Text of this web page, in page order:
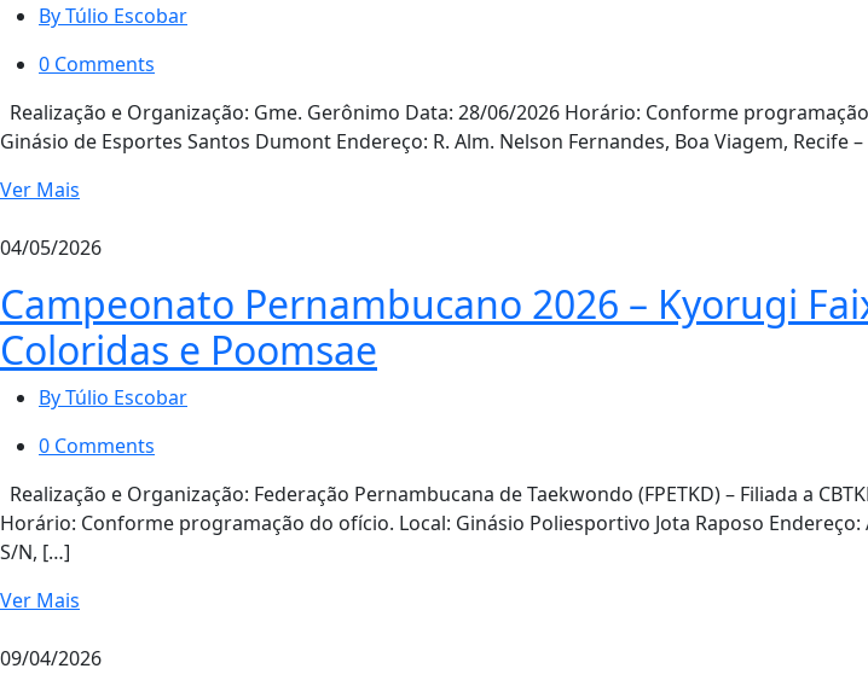
By Túlio Escobar
0 Comments
Realização e Organização: Gme. Gerônimo Data: 28/06/2026 Horário: Conforme
Ginásio de Esportes Santos Dumont Endereço: R. Alm. Nelson Fernandes, Boa Viagem, Recife –
Ver Mais
04/05/2026
Campeonato Pernambucano 2026 – Kyorugi
Coloridas e Poomsae
By Túlio Escobar
0 Comments
Realização e Organização: Federação Pernambucana de Taekwondo (FPETKD) – Filiada a
Horário: Conforme programação do ofício. Local: Ginásio Poliesportivo Jota Raposo Endereço:
S/N, […]
Ver Mais
09/04/2026